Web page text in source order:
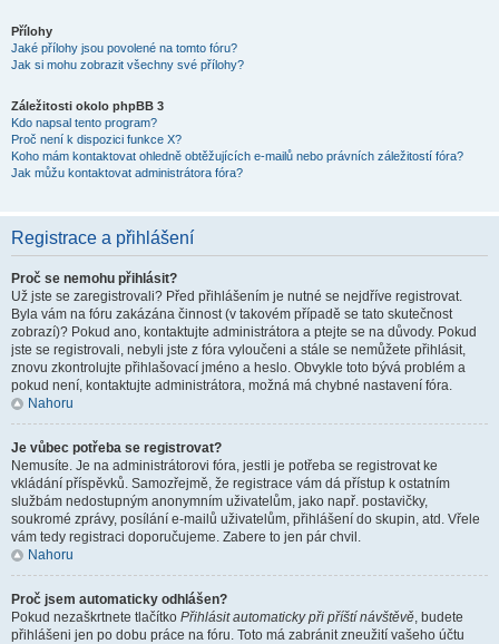
Přílohy
Jaké přílohy jsou povolené na tomto fóru?
Jak si mohu zobrazit všechny své přílohy?
Záležitosti okolo phpBB 3
Kdo napsal tento program?
Proč není k dispozici funkce X?
Koho mám kontaktovat ohledně obtěžujících e-mailů nebo právních záležitostí fóra?
Jak můžu kontaktovat administrátora fóra?
Registrace a přihlášení
Proč se nemohu přihlásit?
Už jste se zaregistrovali? Před přihlášením je nutné se nejdříve registrovat.
Byla vám na fóru zakázána činnost (v takovém případě se tato skutečnost
zobrazí)? Pokud ano, kontaktujte administrátora a ptejte se na důvody. Pokud
jste se registrovali, nebyli jste z fóra vyloučeni a stále se nemůžete přihlásit,
znovu zkontrolujte přihlašovací jméno a heslo. Obvykle toto bývá problém a
pokud není, kontaktujte administrátora, možná má chybné nastavení fóra.
Nahoru
Je vůbec potřeba se registrovat?
Nemusíte. Je na administrátorovi fóra, jestli je potřeba se registrovat ke
vkládání příspěvků. Samozřejmě, že registrace vám dá přístup k ostatním
službám nedostupným anonymním uživatelům, jako např. postavičky,
soukromé zprávy, posílání e-mailů uživatelům, přihlášení do skupin, atd. Vřele
vám tedy registraci doporučujeme. Zabere to jen pár chvil.
Nahoru
Proč jsem automaticky odhlášen?
Pokud nezaškrtnete tlačítko Přihlásit automaticky při příští návštěvě, budete
přihlášeni jen po dobu práce na fóru. Toto má zabránit zneužití vašeho účtu